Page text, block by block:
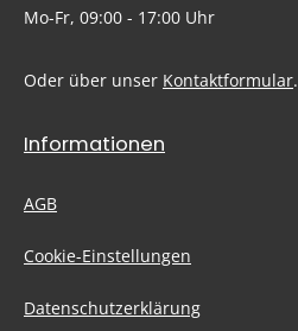
Mo-Fr, 09:00 - 17:00 Uhr
Oder über unser Kontaktformular.
Informationen
AGB
Cookie-Einstellungen
Datenschutzerklärung